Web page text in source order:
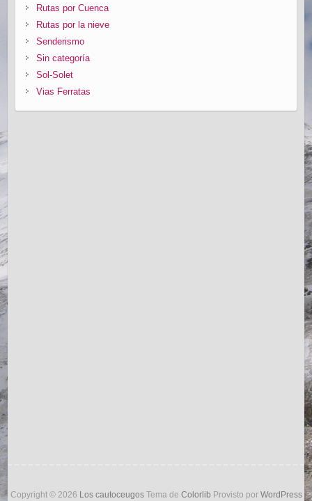
Rutas por Cuenca
Rutas por la nieve
Senderismo
Sin categoría
Sol-Solet
Vias Ferratas
Copyright © 2026 Los cautoceugosTema de Colorlib Provisto por WordPress